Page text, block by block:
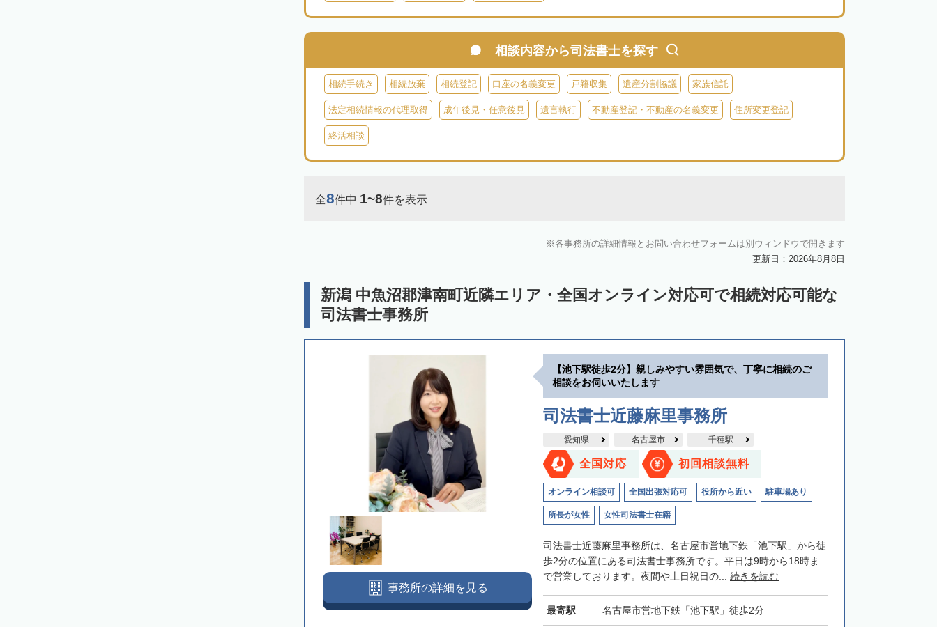
相談内容から司法書士を探す
相続手続き 相続放棄 相続登記 口座の名義変更 戸籍収集 遺産分割協議 家族信託
法定相続情報の代理取得 成年後見・任意後見 遺言執行 不動産登記・不動産の名義変更 住所変更登記
終活相談
全8件中 1~8件を表示
各事務所の詳細情報とお問い合わせフォームは別ウィンドウで開きます
更新日：2026年8月8日
新潟 中魚沼郡津南町近隣エリア・全国オンライン対応可で相続対応可能な
司法書士事務所
【池下駅徒歩2分】親しみやすい雰囲気で、丁寧に相続のご
相談をお伺いいたします
司法書士近藤麻里事務所
愛知県 名古屋市 千種駅
全国対応 初回相談無料
オンライン相談可 全国出張対応可 役所から近い 駐車場あり
所長が女性 女性司法書士在籍
司法書士近藤麻里事務所は、名古屋市営地下鉄「池下駅」から徒
歩2分の位置にある司法書士事務所です。平日は9時から18時ま
で営業しております。夜間や土日祝日の... 続きを読む
最寄駅 名古屋市営地下鉄「池下駅」徒歩2分
事務所の詳細を見る